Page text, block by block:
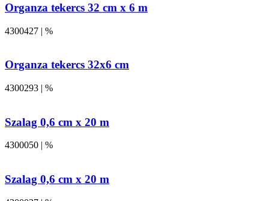
Organza tekercs 32 cm x 6 m
4300427 | %
Organza tekercs 32x6 cm
4300293 | %
Szalag 0,6 cm x 20 m
4300050 | %
Szalag 0,6 cm x 20 m